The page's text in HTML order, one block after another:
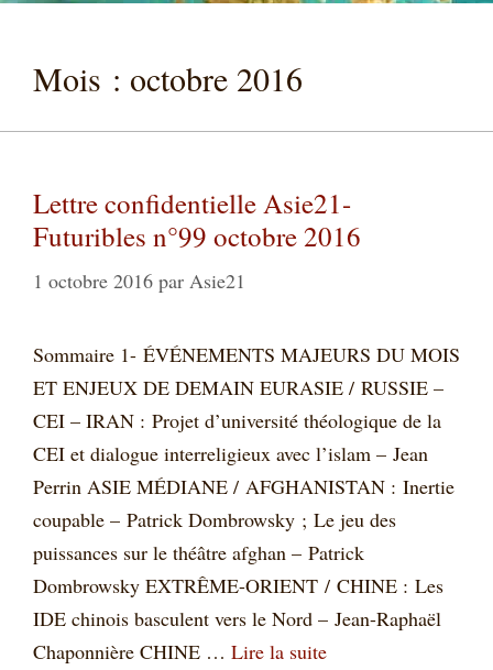
Mois : octobre 2016
Lettre confidentielle Asie21-
Futuribles n°99 octobre 2016
1 octobre 2016 par Asie21
Sommaire 1- ÉVÉNEMENTS MAJEURS DU MOIS
ET ENJEUX DE DEMAIN EURASIE / RUSSIE –
CEI – IRAN : Projet d’université théologique de la
CEI et dialogue interreligieux avec l’islam – Jean
Perrin ASIE MÉDIANE / AFGHANISTAN : Inertie
coupable – Patrick Dombrowsky ; Le jeu des
puissances sur le théâtre afghan – Patrick
Dombrowsky EXTRÊME-ORIENT / CHINE : Les
IDE chinois basculent vers le Nord – Jean-Raphaël
Chaponnière CHINE … Lire la suite